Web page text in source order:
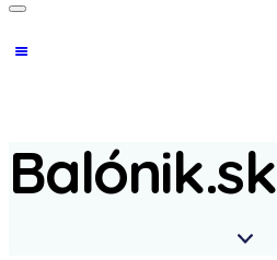
Balónik.sk